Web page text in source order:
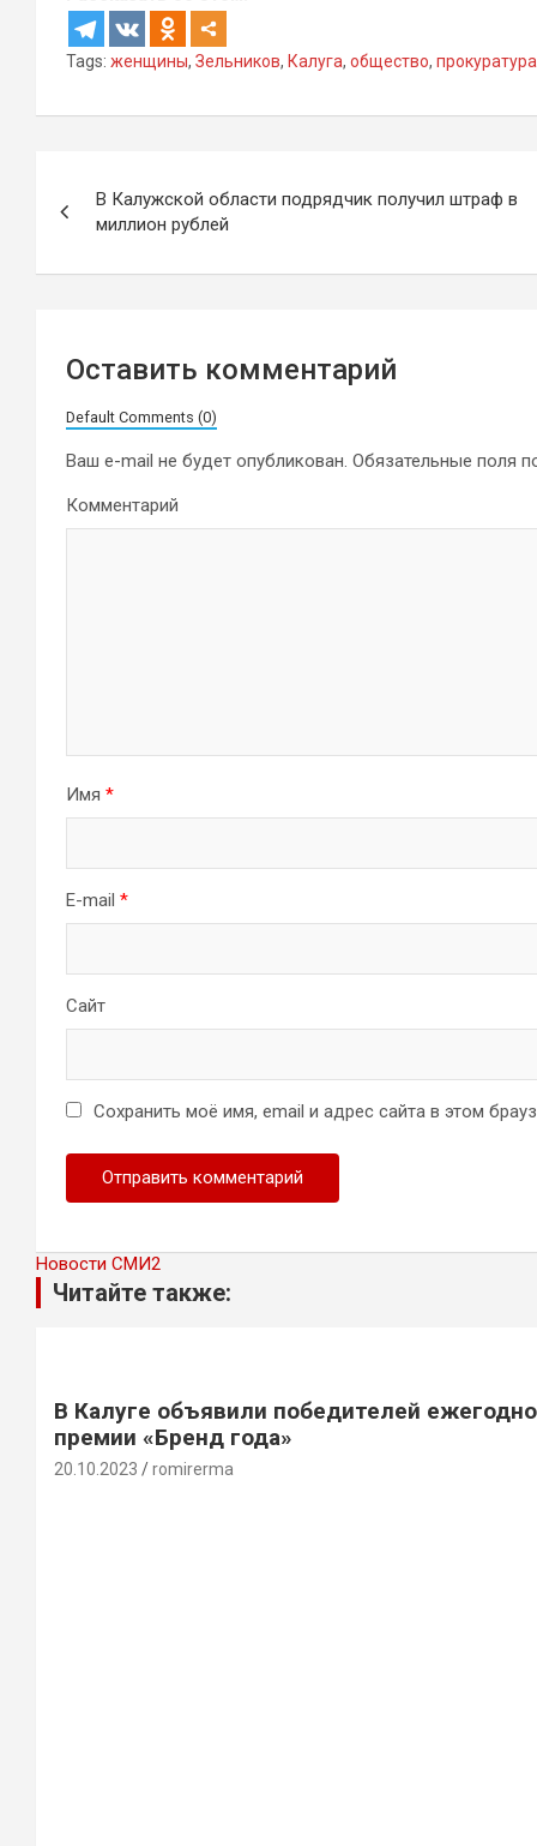
Tags: женщины, Зельников, Калуга, общество, прокуратура
по
записям
В Калужской области подрядчик получил штраф в
миллион рублей
Оставить комментарий
Default Comments (0)
Ваш e-mail не будет опубликован. Обязательные поля
Комментарий
Имя *
E-mail *
Сайт
Сохранить моё имя, email и адрес сайта в этом
Новости СМИ2
Читайте также:
В Калуге объявили победителей
премии «Бренд года»
20.10.2023 romirerma